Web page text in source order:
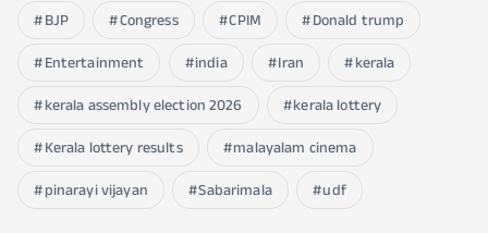
BJP Congress CPIM
Donald trump
Entertainment
india Iran
kerala
kerala assembly election 2026
kerala lottery
Kerala lottery results
malayalam cinema
pinarayi vijayan
Sabarimala udf